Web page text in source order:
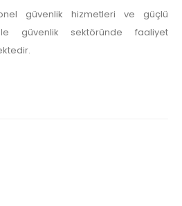
güvenlik hizmetleri ve güçlü
güvenlik sektöründe faaliyet